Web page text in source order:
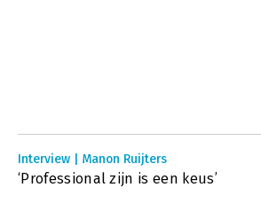
Interview | Manon Ruijters
‘Professional zijn is een keus’